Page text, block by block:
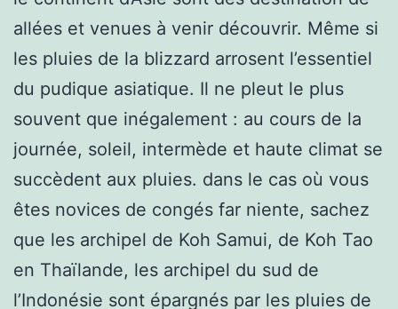
allées et venues à venir découvrir. Même si
les pluies de la blizzard arrosent l’essentiel
du pudique asiatique. Il ne pleut le plus
souvent que inégalement : au cours de la
journée, soleil, intermède et haute climat se
succèdent aux pluies. dans le cas où vous
êtes novices de congés far niente, sachez
que les archipel de Koh Samui, de Koh Tao
en Thaïlande, les archipel du sud de
l’Indonésie sont épargnés par les pluies de